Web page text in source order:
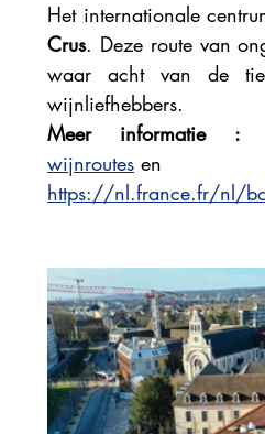
Het internationale
Crus. Deze route van
waar acht van de
wijnliefhebbers.
Meer informatie :
wijnroutes en
https://nl.france.fr/nl/